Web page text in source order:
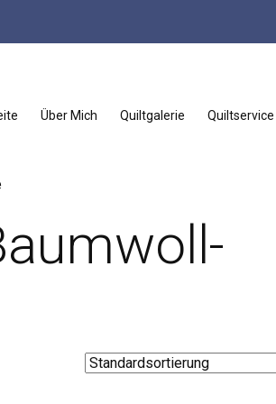
Über Mich Quiltgalerie Quiltservice